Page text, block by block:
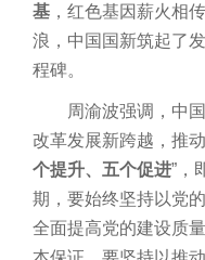
基 ，红色基因薪火相
浪，中国国新筑起了
程碑。
周渝波强调，中国
改革发展新跨越，推
个提升、五个促进”，
期，要始终坚持以党的
全面提高党的建设质